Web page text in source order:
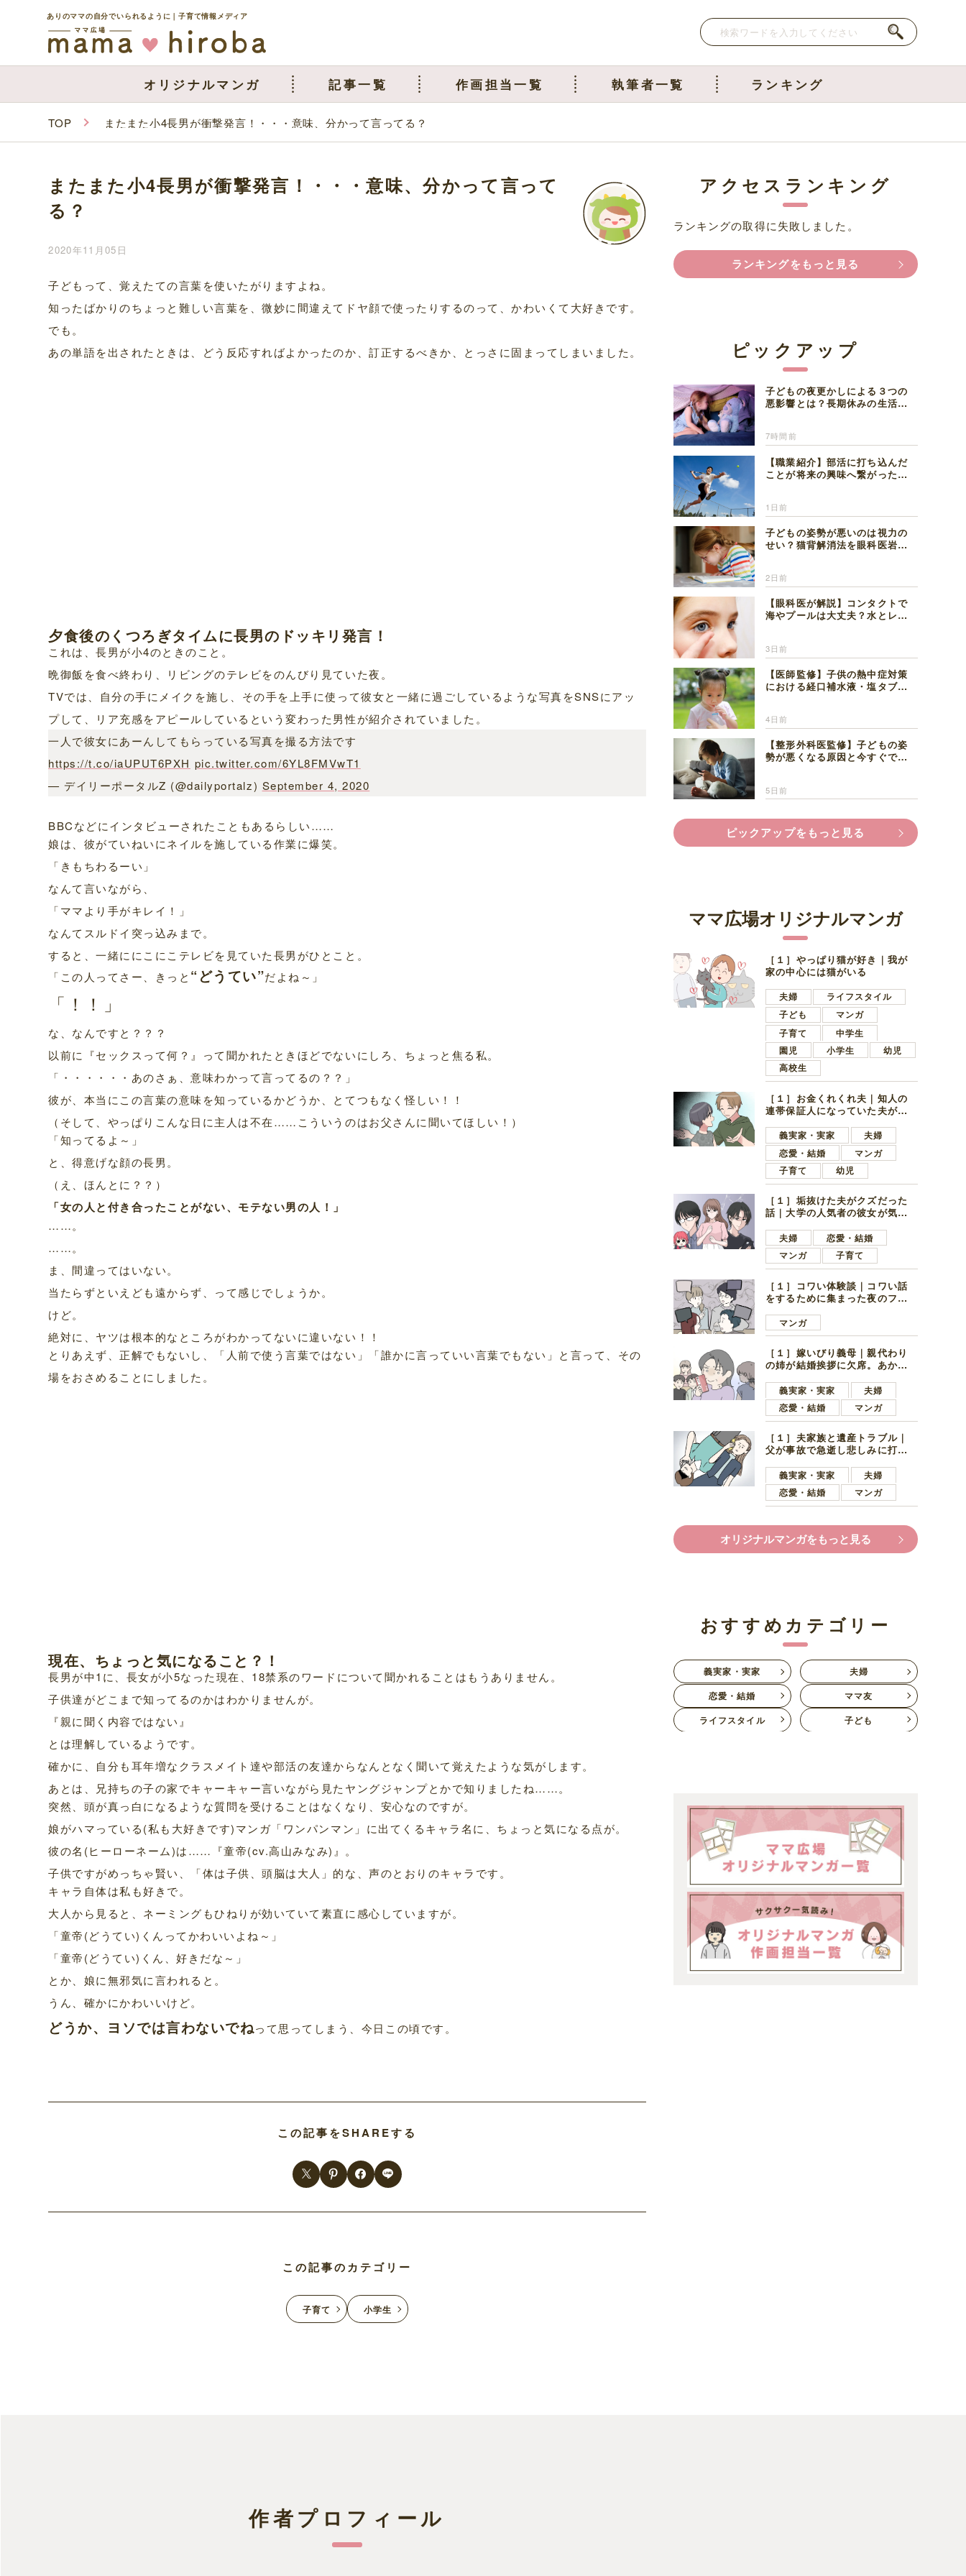
ありのママの自分でいられるように｜子育て情報メディア
オリジナルマンガ 記事一覧 作画担当一覧 執筆者一覧 ランキング
TOP またまた小4長男が衝撃発言！・・・意味、分かって言ってる？
またまた小4長男が衝撃発言！・・・意味、分かって言って
る？
2020年11月05日
子どもって、覚えたての言葉を使いたがりますよね。
知ったばかりのちょっと難しい言葉を、微妙に間違えてドヤ顔で使ったりするのって、かわいくて大好きです。
でも。
あの単語を出されたときは、どう反応すればよかったのか、訂正するべきか、とっさに固まってしまいました。
夕食後のくつろぎタイムに長男のドッキリ発言！
これは、長男が小4のときのこと。
晩御飯を食べ終わり、リビングのテレビをのんびり見ていた夜。
TVでは、自分の手にメイクを施し、その手を上手に使って彼女と一緒に過ごしているような写真をSNSにアッ
プして、リア充感をアピールしているという変わった男性が紹介されていました。
一人で彼女にあーんしてもらっている写真を撮る方法です
https://t.co/iaUPUT6PXH pic.twitter.com/6YL8FMVwT1
— デイリーポータルZ (@dailyportalz) September 4, 2020
BBCなどにインタビューされたこともあるらしい……
娘は、彼がていねいにネイルを施している作業に爆笑。
「きもちわるーい」
なんて言いながら、
「ママより手がキレイ！」
なんてスルドイ突っ込みまで。
すると、一緒ににこにこテレビを見ていた長男がひとこと。
「この人ってさー、きっと “どうてい”だよね～」
「！！」
な、なんですと？？？
以前に『セックスって何？』って聞かれたときほどでないにしろ、ちょっと焦る私。
「・・・・・・あのさぁ、意味わかって言ってるの？？」
彼が、本当にこの言葉の意味を知っているかどうか、とてつもなく怪しい！！
（そして、やっぱりこんな日に主人は不在……こういうのはお父さんに聞いてほしい！）
「知ってるよ～」
と、得意げな顔の長男。
（え、ほんとに？？）
「女の人と付き合ったことがない、モテない男の人！」
……。
……。
ま、間違ってはいない。
当たらずといえども遠からず、って感じでしょうか。
けど。
絶対に、ヤツは根本的なところがわかってないに違いない！！
とりあえず、正解でもないし、「人前で使う言葉ではない」「誰かに言っていい言葉でもない」と言って、その
場をおさめることにしました。
現在、ちょっと気になること？！
長男が中1に、長女が小5なった現在、18禁系のワードについて聞かれることはもうありません。
子供達がどこまで知ってるのかはわかりませんが。
『親に聞く内容ではない』
とは理解しているようです。
確かに、自分も耳年増なクラスメイト達や部活の友達からなんとなく聞いて覚えたような気がします。
あとは、兄持ちの子の家でキャーキャー言いながら見たヤングジャンプとかで知りましたね……。
突然、頭が真っ白になるような質問を受けることはなくなり、安心なのですが。
娘がハマっている(私も大好きです)マンガ「ワンパンマン」に出てくるキャラ名に、ちょっと気になる点が。
彼の名(ヒーローネーム)は……『童帝(cv.高山みなみ)』。
子供ですがめっちゃ賢い、「体は子供、頭脳は大人」的な、声のとおりのキャラです。
キャラ自体は私も好きで。
大人から見ると、ネーミングもひねりが効いていて素直に感心していますが。
「童帝(どうてい)くんってかわいいよね～」
「童帝(どうてい)くん、好きだな～」
とか、娘に無邪気に言われると。
うん、確かにかわいいけど。
どうか、ヨソでは言わないでねって思ってしまう、今日この頃です。
この記事をSHAREする
この記事のカテゴリー
子育て 小学生
作者プロフィール
アクセスランキング
ランキングの取得に失敗しました。
ランキングをもっと見る
ピックアップ
子どもの夜更かしによる３つの
悪影響とは？長期休みの生活リ
7時間前
【職業紹介】部活に打ち込んだ
ことが将来の興味へ繋がった。
1日前
子どもの姿勢が悪いのは視力の
せい？猫背解消法を眼科医岩見
2日前
【眼科医が解説】コンタクトで
海やプールは大丈夫？水とレン
3日前
【医師監修】子供の熱中症対策
における経口補水液・塩タブレ
4日前
【整形外科医監修】子どもの姿
勢が悪くなる原因と今すぐでき
5日前
ピックアップをもっと見る
ママ広場オリジナルマンガ
［１］やっぱり猫が好き｜我が
家の中心には猫がいる
夫婦
ライフスタイル
子ども
マンガ
子育て
中学生
園児
小学生
幼児
高校生
［１］お金くれくれ夫｜知人の
連帯保証人になっていた夫が家
言ってきた
義実家・実家
夫婦
恋愛・結婚
マンガ
子育て
幼児
［１］垢抜けた夫がクズだった
話｜大学の人気者の彼女が気に
子学生
夫婦
恋愛・結婚
マンガ
子育て
［１］コワい体験談｜コワい話
をするために集まった夜のファ
好きの男の子ママ
マンガ
［１］嫁いびり義母｜親代わり
の姉が結婚挨拶に欠席。あから
義実家・実家
夫婦
恋愛・結婚
マンガ
［１］夫家族と遺産トラブル｜
父が事故で急逝し悲しみに打ち
ます夫
義実家・実家
夫婦
恋愛・結婚
マンガ
オリジナルマンガをもっと見る
おすすめカテゴリー
義実家・実家
夫婦
恋愛・結婚
ママ友
ライフスタイル
子ども